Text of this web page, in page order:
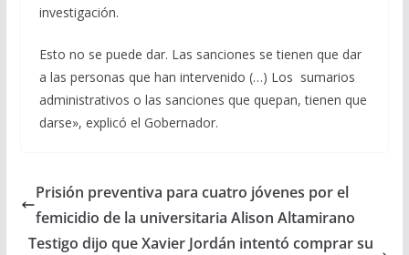
investigación.
Esto no se puede dar. Las sanciones se tienen que dar
a las personas que han intervenido (…) Los sumarios
administrativos o las sanciones que quepan, tienen que
darse», explicó el Gobernador.
Prisión preventiva para cuatro jóvenes por el
femicidio de la universitaria Alison Altamirano
Testigo dijo que Xavier Jordán intentó comprar su